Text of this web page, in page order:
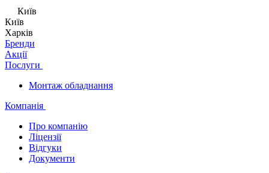
Київ
Київ
Харків
Бренди
Акції
Послуги
Монтаж обладнання
Компанія
Про компанію
Ліцензії
Відгуки
Документи